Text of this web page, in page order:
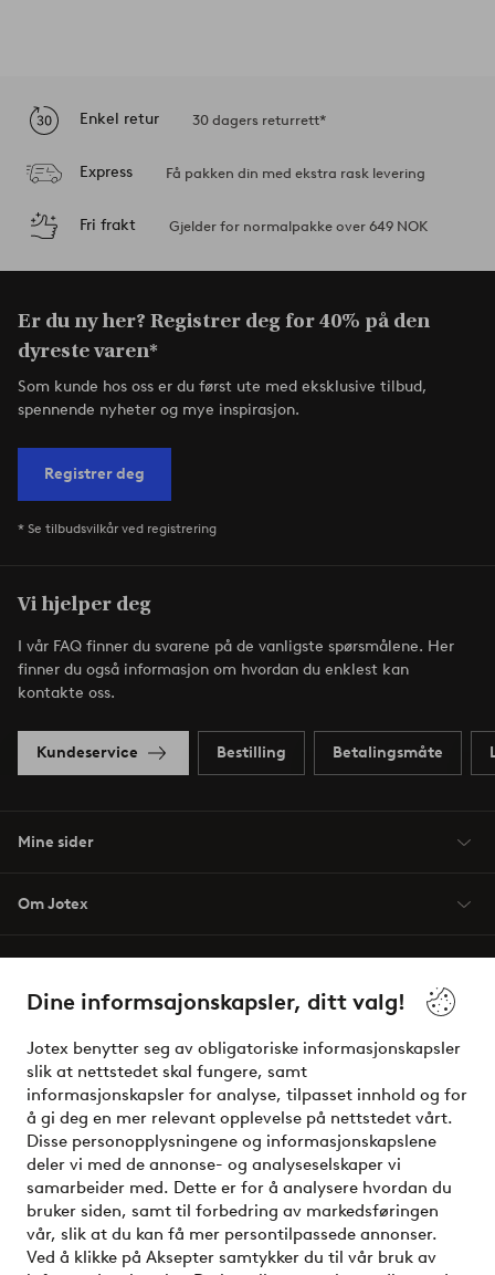
Dine informsajonskapsler, ditt valg!
Jotex benytter seg av obligatoriske informasjonskapsler
slik at nettstedet skal fungere, samt
informasjonskapsler for analyse, tilpasset innhold og for
å gi deg en mer relevant opplevelse på nettstedet vårt.
Disse personopplysningene og informasjonskapslene
deler vi med de annonse- og analyseselskaper vi
samarbeider med. Dette er for å analysere hvordan du
bruker siden, samt til forbedring av markedsføringen
vår, slik at du kan få mer persontilpassede annonser.
Ved å klikke på Aksepter samtykker du til vår bruk av
Enkel retur 30 dagers returrett*
Express Få pakken din med ekstra rask levering
Fri frakt Gjelder for normalpakke over 649 NOK
Er du ny her? Registrer deg for 40% på den
dyreste varen*
Som kunde hos oss er du først ute med eksklusive tilbud,
spennende nyheter og mye inspirasjon.
Registrer deg
* Se tilbudsvilkår ved registrering
Vi hjelper deg
I vår FAQ finner du svarene på de vanligste spørsmålene. Her
finner du også informasjon om hvordan du enklest kan
kontakte oss.
Kundeservice Bestilling Betalingsmåte
Mine sider
Om Jotex
Venner
Sikre betalinger - Betal direkte eller del opp
Vil du vite mer om våre betalingsalternativer?
elpy